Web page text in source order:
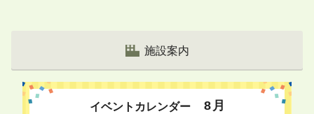
施設案内
イベントカレンダー 8 月